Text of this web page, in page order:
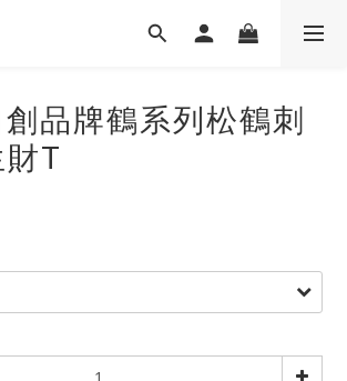
品牌鶴系列松鶴刺
T